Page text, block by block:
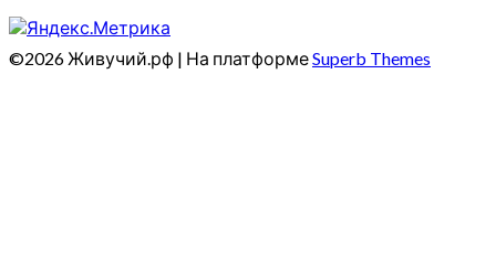
©2026 Живучий.рф | На платформеSuperb Themes